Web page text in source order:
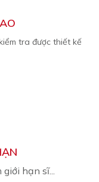
tra được thiết kế
hạn sĩ...